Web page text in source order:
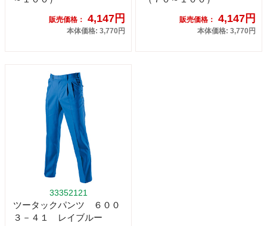
販売価格： 4,147円
本体価格: 3,770円
販売価格： 4,147円
本体価格: 3,770円
33352121
ツータックパンツ ６００
３－４１ レイブルー